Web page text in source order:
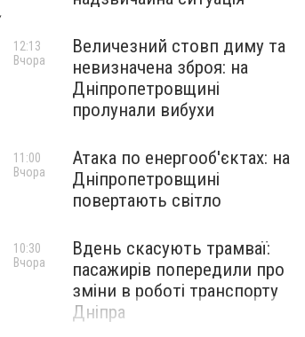
Величезний стовп диму та
невизначена зброя: на
Дніпропетровщині
пролунали вибухи
12:13
Вчора
Атака по енергооб'єктах: на
Дніпропетровщині
повертають світло
11:00
Вчора
Вдень скасують трамваї:
пасажирів попередили про
зміни в роботі транспорту
Дніпра
10:30
Вчора